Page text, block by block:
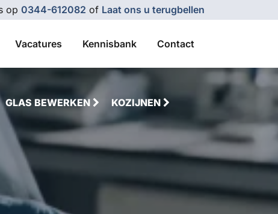
op 0344-612082 of Laat ons u terugbellen
Vacatures Kennisbank Contact
GLAS BEWERKEN KOZIJNEN